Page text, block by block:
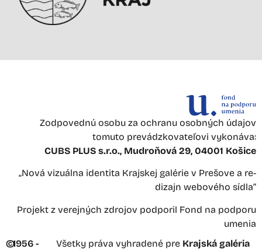
Zodpovednú osobu za ochranu osobných údajov
tomuto prevádzkovateľovi vykonáva:
CUBS PLUS s.r.o., Mudroňová 29, 04001 Košice
„Nová vizuálna identita Krajskej galérie v Prešove a re-
dizajn webového sídla“
Projekt z verejných zdrojov podporil Fond na podporu
umenia
©1956 -
Všetky práva vyhradené pre Krajská galéria